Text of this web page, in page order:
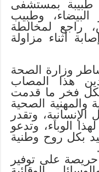
طبيبة بمستشفى
وطبيب
راجع لمخالطة
أثناء مزاولة
وزارة الصحة
هذا المصاب
بكل فخر ما قدمت
والمهنية الصحية
وتقدر
الوباء، وتدعو
بكل روح وطنية
على توفير